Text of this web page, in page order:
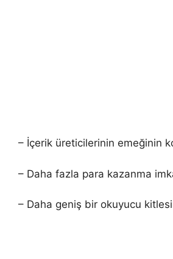
– İçerik üreticilerinin emeğinin
– Daha fazla para kazanma
– Daha geniş bir okuyucu